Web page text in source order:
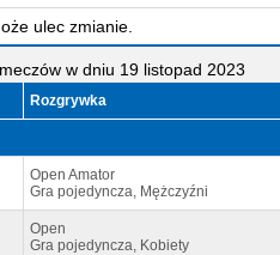
ulec zmianie.
w dniu 19 listopad 2023
Rozgrywka
Open Amator
Gra pojedyncza, Mężczyźni
Open
Gra pojedyncza, Kobiety